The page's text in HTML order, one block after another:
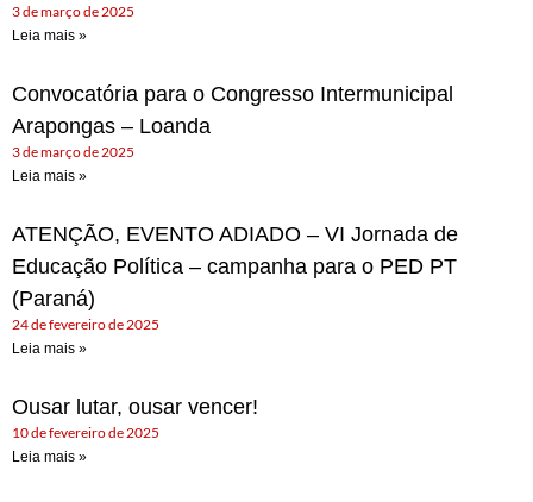
3 de março de 2025
Leia mais »
Convocatória para o Congresso Intermunicipal
Arapongas – Loanda
3 de março de 2025
Leia mais »
ATENÇÃO, EVENTO ADIADO – VI Jornada de
Educação Política – campanha para o PED PT
(Paraná)
24 de fevereiro de 2025
Leia mais »
Ousar lutar, ousar vencer!
10 de fevereiro de 2025
Leia mais »